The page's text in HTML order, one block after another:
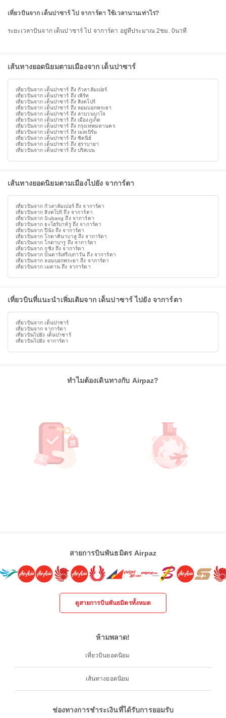
เที่ยวบินจาก เด็นปาซาร์ ไป จาการ์ตา ใช้เวลานานเท่าไร?
ระยะเวลาบินจาก เด็นปาซาร์ ไป จาการ์ตา อยู่ที่ประมาณ 2ชม. 0นาที
เส้นทางยอดนิยมตามเมืองจาก เด็นปาซาร์
เที่ยวบินจาก เด็นปาซาร์ ถึง กัวลาลัมเปอร์
เที่ยวบินจาก เด็นปาซาร์ ถึง เพิร์ท
เที่ยวบินจาก เด็นปาซาร์ ถึง สิงคโปร์
เที่ยวบินจาก เด็นปาซาร์ ถึง ลอมบอกพระยา
เที่ยวบินจาก เด็นปาซาร์ ถึง ลาบวนบาโจ
เที่ยวบินจาก เด็นปาซาร์ ถึง เมืองภูเก็ต
เที่ยวบินจาก เด็นปาซาร์ ถึง กรุงเทพมหานคร
เที่ยวบินจาก เด็นปาซาร์ ถึง เมลเบิร์น
เที่ยวบินจาก เด็นปาซาร์ ถึง ซิดนีย์
เที่ยวบินจาก เด็นปาซาร์ ถึง สุราบายา
เที่ยวบินจาก เด็นปาซาร์ ถึง บริสเบน
เส้นทางยอดนิยมตามเมืองไปยัง จาการ์ตา
เที่ยวบินจาก กัวลาลัมเปอร์ ถึง จาการ์ตา
เที่ยวบินจาก สิงคโปร์ ถึง จาการ์ตา
เที่ยวบินจาก Subang ถึง จาการ์ตา
เที่ยวบินจาก ยะโฮร์บาห์รู ถึง จาการ์ตา
เที่ยวบินจาก ปีนัง ถึง จาการ์ตา
เที่ยวบินจาก โกตาคินาบาลู ถึง จาการ์ตา
เที่ยวบินจาก โกตาบารู ถึง จาการ์ตา
เที่ยวบินจาก กูชิง ถึง จาการ์ตา
เที่ยวบินจาก บันดาร์เสรีเบกาวัน ถึง จาการ์ตา
เที่ยวบินจาก ลอมบอกพระยา ถึง จาการ์ตา
เที่ยวบินจาก เมดาน ถึง จาการ์ตา
เที่ยวบินที่แนะนำเพิ่มเติมจาก เด็นปาซาร์ ไปยัง จาการ์ตา
เที่ยวบินจาก เด็นปาซาร์
เที่ยวบินจาก จาการ์ตา
เที่ยวบินไปยัง เด็นปาซาร์
เที่ยวบินไปยัง จาการ์ตา
ทำไมต้องเดินทางกับ Airpaz?
สายการบินพันธมิตร Airpaz
ดูสายการบินพันธมิตรทั้งหมด
ห้ามพลาด!
เที่ยวบินยอดนิยม
เส้นทางยอดนิยม
ช่องทางการชำระเงินที่ได้รับการยอมรับ